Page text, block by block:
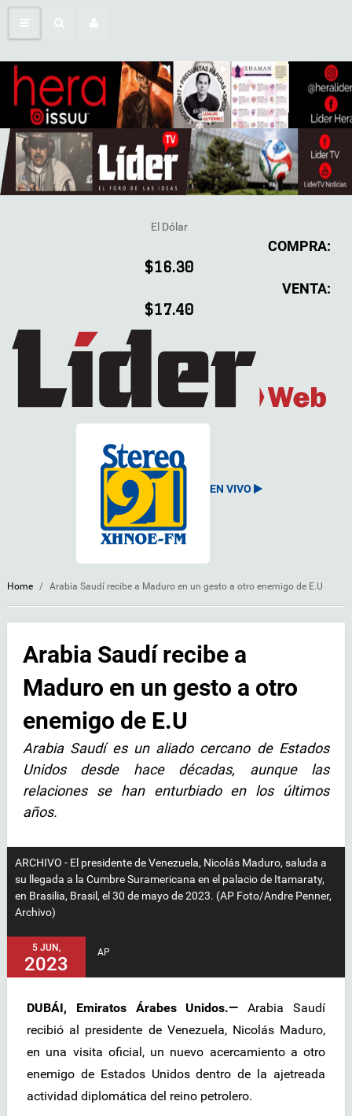
El Dólar
COMPRA:
$16.30
VENTA:
$17.40
EN VIVO
Home / Arabia Saudí recibe a Maduro en un gesto a otro enemigo de E.U
Arabia Saudí recibe a
Maduro en un gesto a otro
enemigo de E.U
Arabia Saudí es un aliado cercano de Estados
Unidos desde hace décadas, aunque las
relaciones se han enturbiado en los últimos
años.
ARCHIVO - El presidente de Venezuela, Nicolás Maduro, saluda a
su llegada a la Cumbre Suramericana en el palacio de Itamaraty,
en Brasilia, Brasil, el 30 de mayo de 2023. (AP Foto/Andre Penner,
Archivo)
5 JUN,
2023
AP
DUBÁI, Emiratos Árabes Unidos.— Arabia Saudí
recibió al presidente de Venezuela, Nicolás Maduro,
en una visita oficial, un nuevo acercamiento a otro
enemigo de Estados Unidos dentro de la ajetreada
actividad diplomática del reino petrolero.